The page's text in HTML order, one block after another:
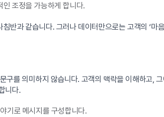
조정을 가능하게 합니다.
반과 같습니다. 그러나 데이터만으로는 고객의 ‘마
구를 의미하지 않습니다. 고객의 맥락을 이해하고,
니다.
기로 메시지를 구성합니다.